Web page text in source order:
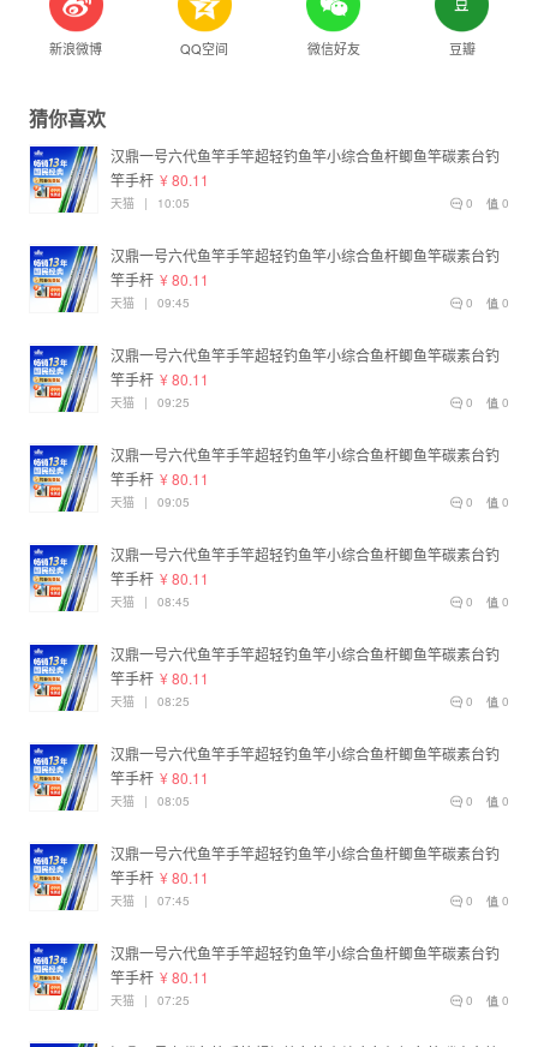
新浪微博 QQ空间 微信好友 豆瓣
猜你喜欢
汉鼎一号六代鱼竿手竿超轻钓鱼竿小综合鱼杆鲫鱼竿碳素台钓
竿手杆 ¥ 80.11
0
0
天猫 | 10:05
汉鼎一号六代鱼竿手竿超轻钓鱼竿小综合鱼杆鲫鱼竿碳素台钓
竿手杆 ¥ 80.11
0
0
天猫 | 09:45
汉鼎一号六代鱼竿手竿超轻钓鱼竿小综合鱼杆鲫鱼竿碳素台钓
竿手杆 ¥ 80.11
0
0
天猫 | 09:25
汉鼎一号六代鱼竿手竿超轻钓鱼竿小综合鱼杆鲫鱼竿碳素台钓
竿手杆 ¥ 80.11
0
0
天猫 | 09:05
汉鼎一号六代鱼竿手竿超轻钓鱼竿小综合鱼杆鲫鱼竿碳素台钓
竿手杆 ¥ 80.11
0
0
天猫 | 08:45
汉鼎一号六代鱼竿手竿超轻钓鱼竿小综合鱼杆鲫鱼竿碳素台钓
竿手杆 ¥ 80.11
0
0
天猫 | 08:25
汉鼎一号六代鱼竿手竿超轻钓鱼竿小综合鱼杆鲫鱼竿碳素台钓
竿手杆 ¥ 80.11
0
0
天猫 | 08:05
汉鼎一号六代鱼竿手竿超轻钓鱼竿小综合鱼杆鲫鱼竿碳素台钓
竿手杆 ¥ 80.11
0
0
天猫 | 07:45
汉鼎一号六代鱼竿手竿超轻钓鱼竿小综合鱼杆鲫鱼竿碳素台钓
竿手杆 ¥ 80.11
0
0
天猫 | 07:25